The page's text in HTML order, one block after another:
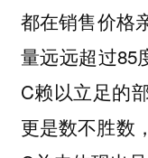
都在销售价格
量远远超过85
C赖以立足的
更是数不胜数